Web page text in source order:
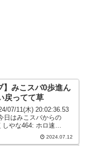
】みこスバ0歩進ん
戻ってて草
07/11(木) 20:02:36.53
日はみこスバからの
やな464: ホロ速
2024.07.12